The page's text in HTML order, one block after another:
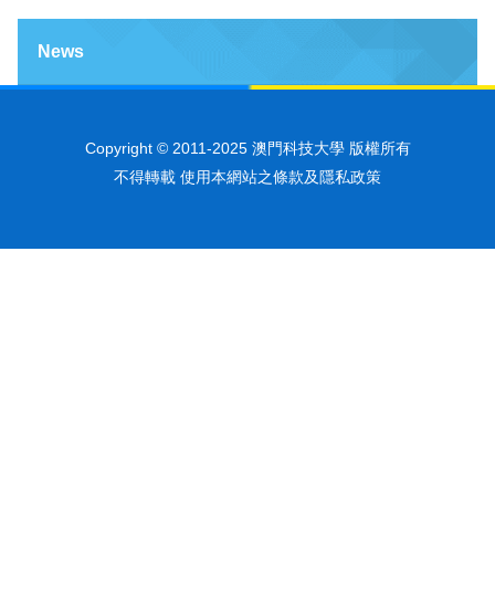
News
Copyright © 2011-2025 澳門科技大學 版權所有
不得轉載 使用本網站之條款及隱私政策